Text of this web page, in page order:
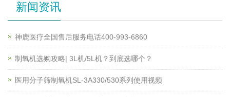
新闻资讯
神鹿医疗全国售后服务电话400-993-6860
制氧机选购攻略| 3L机/5L机？到底选哪个？
医用分子筛制氧机SL-3A330/530系列使用视频